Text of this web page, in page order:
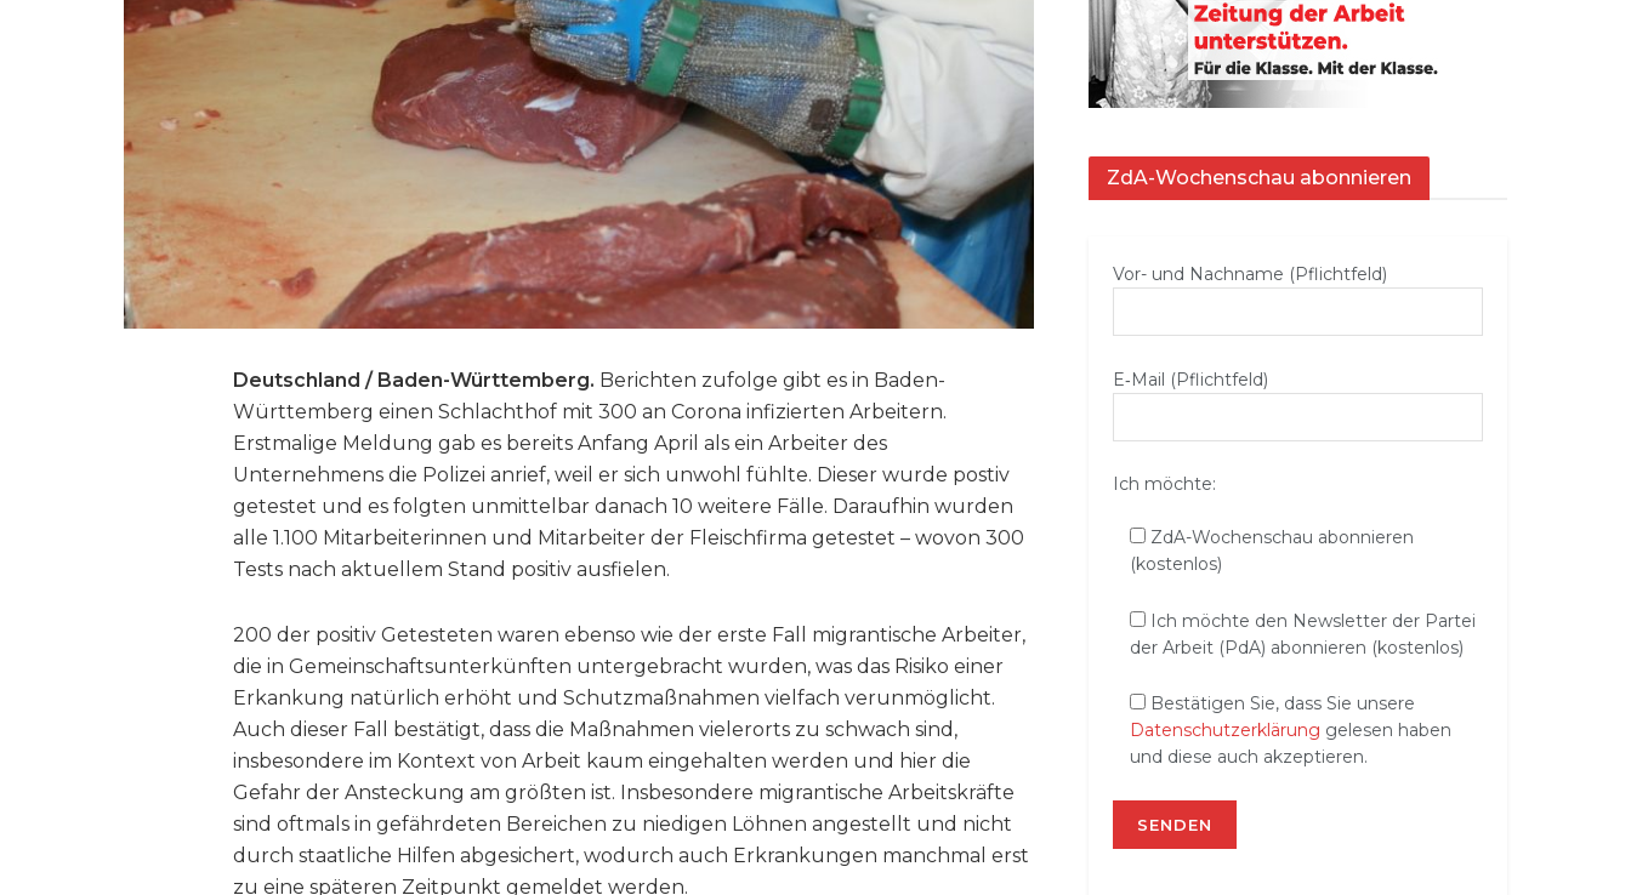
Deutschland / Baden-Württemberg. Berichten zufolge gibt es in Baden-
Württemberg einen Schlachthof mit 300 an Corona infizierten Arbeitern.
Erstmalige Meldung gab es bereits Anfang April als ein Arbeiter des
Unternehmens die Polizei anrief, weil er sich unwohl fühlte. Dieser wurde postiv
getestet und es folgten unmittelbar danach 10 weitere Fälle. Daraufhin wurden
alle 1.100 Mitarbeiterinnen und Mitarbeiter der Fleischfirma getestet – wovon 300
Tests nach aktuellem Stand positiv ausfielen.
200 der positiv Getesteten waren ebenso wie der erste Fall migrantische Arbeiter,
die in Gemeinschaftsunterkünften untergebracht wurden, was das Risiko einer
Erkankung natürlich erhöht und Schutzmaßnahmen vielfach verunmöglicht.
Auch dieser Fall bestätigt, dass die Maßnahmen vielerorts zu schwach sind,
insbesondere im Kontext von Arbeit kaum eingehalten werden und hier die
Gefahr der Ansteckung am größten ist. Insbesondere migrantische Arbeitskräfte
sind oftmals in gefährdeten Bereichen zu niedigen Löhnen angestellt und nicht
durch staatliche Hilfen abgesichert, wodurch auch Erkrankungen manchmal erst
zu eine späteren Zeitpunkt gemeldet werden.
ZdA-Wochenschau abonnieren
Vor- und Nachname (Pflichtfeld)
E‑Mail (Pflichtfeld)
Ich möchte:
ZdA-Wochenschau abonnieren
(kostenlos)
Ich möchte den Newsletter der Partei
der Arbeit (PdA) abonnieren (kostenlos)
Bestätigen Sie, dass Sie unsere
Datenschutzerklärung gelesen haben
und diese auch akzeptieren.